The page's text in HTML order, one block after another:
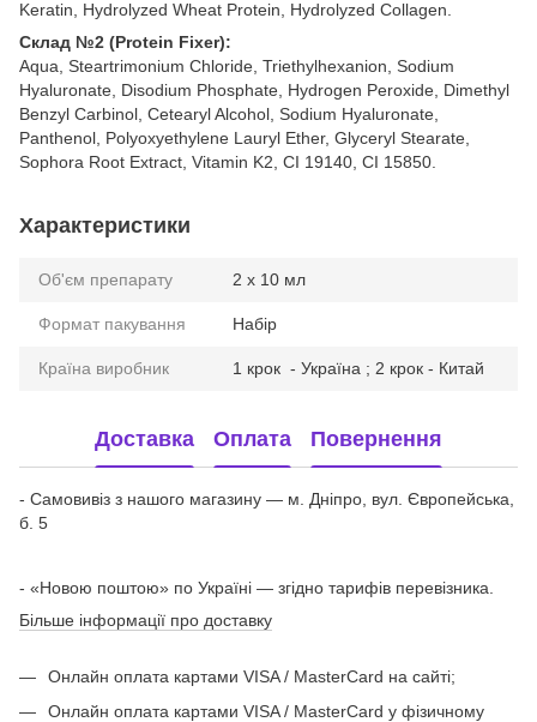
Keratin, Hydrolyzed Wheat Protein, Hydrolyzed Collagen.
Склад №2 (Protein Fixer):
Aqua, Steartrimonium Chloride, Triethylhexanion, Sodium
Hyaluronate, Disodium Phosphate, Hydrogen Peroxide, Dimethyl
Benzyl Carbinol, Cetearyl Alcohol, Sodium Hyaluronate,
Panthenol, Polyoxyethylene Lauryl Ether, Glyceryl Stearate,
Sophora Root Extract, Vitamin K2, CI 19140, CI 15850.
Характеристики
Об'єм препарату 2 х 10 мл
Формат пакування Набір
Країна виробник 1 крок - Україна ; 2 крок - Китай
Доставка Оплата Повернення
- Самовивіз з нашого магазину — м. Дніпро, вул. Європейська,
б. 5
- «Новою поштою» по Україні — згідно тарифів перевізника.
Більше інформації про доставку
Онлайн оплата картами VISA / MasterCard на сайті;
Онлайн оплата картами VISA / MasterCard у фізичному